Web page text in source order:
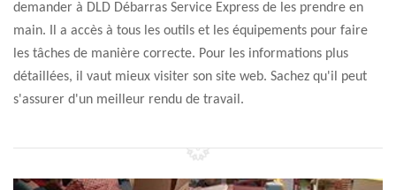
demander à DLD Débarras Service Express de les prendre en
main. Il a accès à tous les outils et les équipements pour faire
les tâches de manière correcte. Pour les informations plus
détaillées, il vaut mieux visiter son site web. Sachez qu'il peut
s'assurer d'un meilleur rendu de travail.